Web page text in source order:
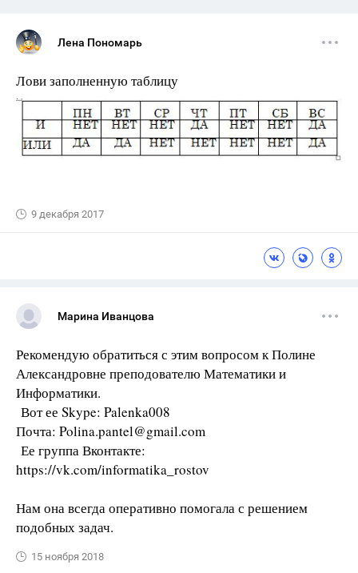
Лена Пономарь
Лови заполненную таблицу
9 декабря 2017
Марина Иванцова
Рекомендую обратиться с этим вопросом к Полине
Александровне преподователю Математики и
Информатики.
Вот ее Skype: Palenka008
Почта: Polina.pantel@gmail.com
Ее группа Вконтакте:
https://vk.com/informatika_rostov
Нам она всегда оперативно помогала с решением
подобных задач.
15 ноября 2018